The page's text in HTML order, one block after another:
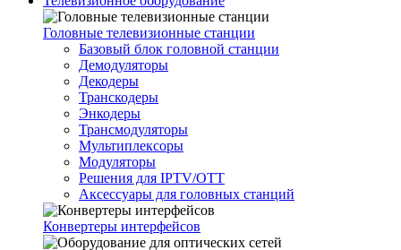
Головные телевизионные станции
Базовый блок головной станции
Демодуляторы
Декодеры
Транскодеры
Энкодеры
Трансмодуляторы
Мультиплексоры
Модуляторы
Решения для IPTV/OTT
Аксессуары для головных станций
Конвертеры интерфейсов